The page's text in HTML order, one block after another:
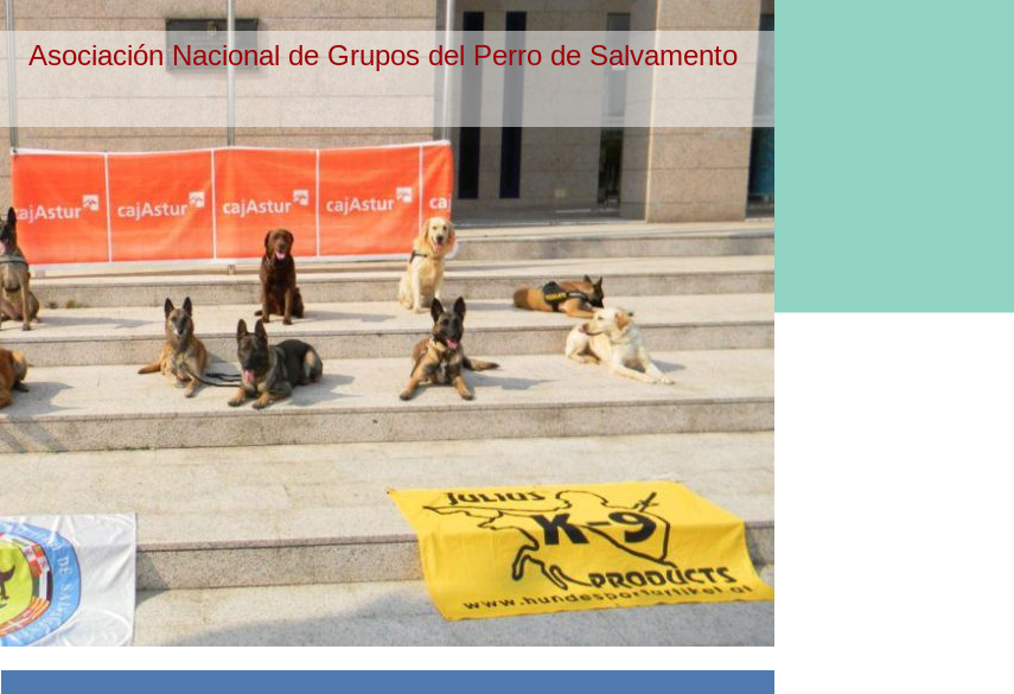
Asociación Nacional de Grupos del Perro de Salvamento